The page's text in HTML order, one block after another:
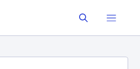
Buscar